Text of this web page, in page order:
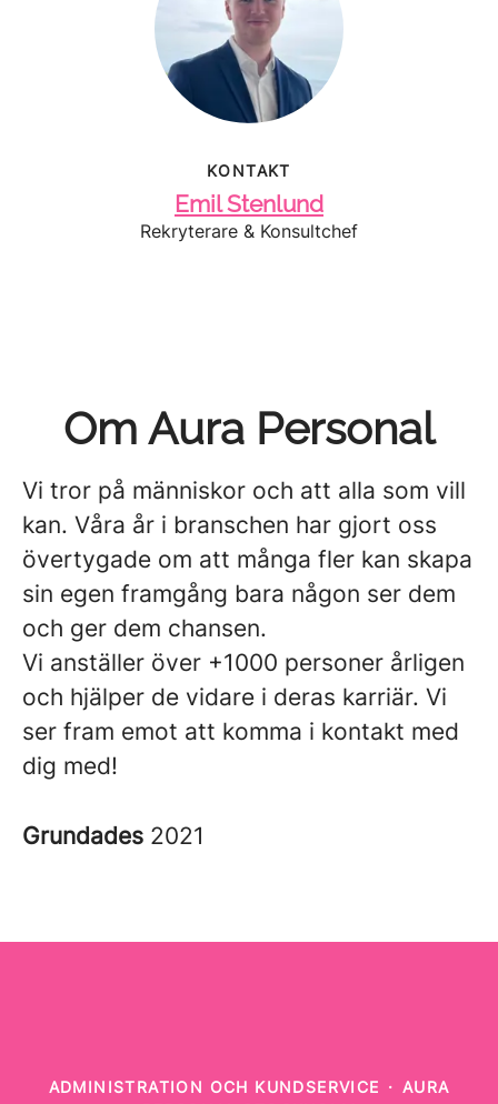
KONTAKT
Emil Stenlund
Rekryterare & Konsultchef
Om Aura Personal
Vi tror på människor och att alla som vill
kan. Våra år i branschen har gjort oss
övertygade om att många fler kan skapa
sin egen framgång bara någon ser dem
och ger dem chansen.
Vi anställer över +1000 personer årligen
och hjälper de vidare i deras karriär. Vi
ser fram emot att komma i kontakt med
dig med!
Grundades 2021
ADMINISTRATION OCH KUNDSERVICE · AURA